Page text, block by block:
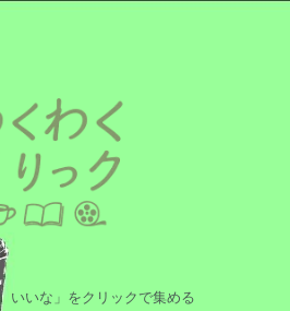
いいな」をクリックで集める